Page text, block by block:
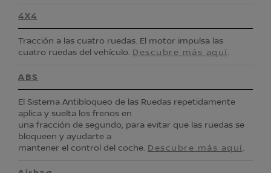
4X4
Tracción a las cuatro ruedas. El motor impulsa las
cuatro ruedas del vehículo. Descubre más aquí.
ABS
El Sistema Antibloqueo de las Ruedas repetidamente
aplica y suelta los frenos en
una fracción de segundo, para evitar que las ruedas se
bloqueen y ayudarte a
mantener el control del coche. Descubre más aquí.